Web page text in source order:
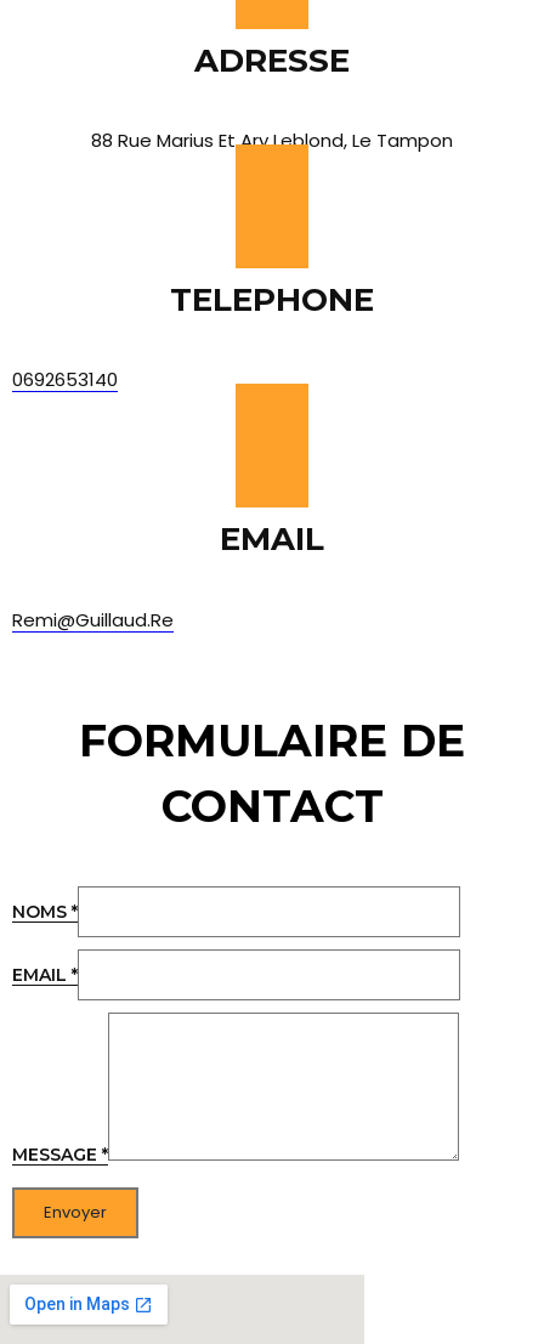
ADRESSE
88 Rue Marius Et Ary Leblond, Le Tampon
TELEPHONE
0692653140
EMAIL
Remi@guillaud.re
FORMULAIRE DE
CONTACT
NOMS *
EMAIL *
MESSAGE *
Envoyer